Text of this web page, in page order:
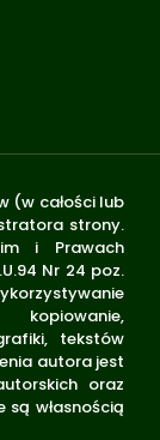
(w całości lub
strony.
i Prawach
Nr 24 poz.
tekstów
autora jest
oraz
własnością